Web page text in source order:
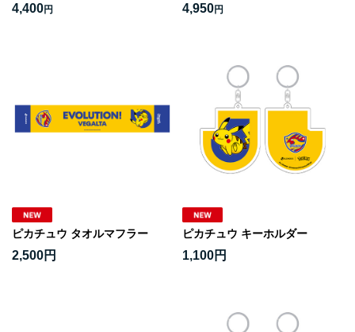
4,400円 4,950円
ピカチュウ タオルマフラー
2,500円
ピカチュウ キーホルダー
1,100円